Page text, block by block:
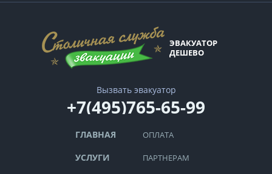
ЭВАКУАТОР
ДЕШЕВО
Вызвать эвакуатор
+7(495)765-65-99
ГЛАВНАЯ
УСЛУГИ
ОПЛАТА
ПАРТНЕРАМ